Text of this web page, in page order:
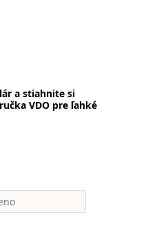
a stiahnite si
VDO pre ľahké